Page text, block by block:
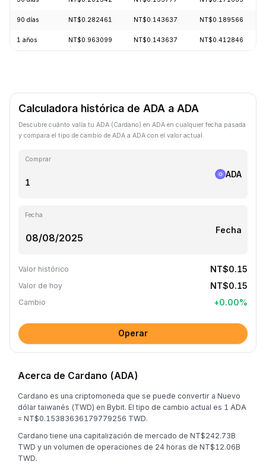
90 días NT$0.282461 NT$0.143637 NT$0.189566
1 años NT$0.963099 NT$0.143637 NT$0.412846
Calculadora histórica de ADA a ADA
Descubre cuánto valía tu ADA (Cardano) en ADA en cualquier fecha pasada
y compara el tipo de cambio de ADA a ADA con el valor actual.
Comprar
ADA
Fecha
Fecha
Valor histórico NT$0.15
Valor de hoy NT$0.15
Cambio +0.00%
Operar
Acerca de Cardano (ADA)
Cardano es una criptomoneda que se puede convertir a Nuevo
dólar taiwanés (TWD) en Bybit. El tipo de cambio actual es 1 ADA
= NT$0.15383636179779256 TWD.
Cardano tiene una capitalización de mercado de NT$242.73B
TWD y un volumen de operaciones de 24 horas de NT$12.06B
TWD.